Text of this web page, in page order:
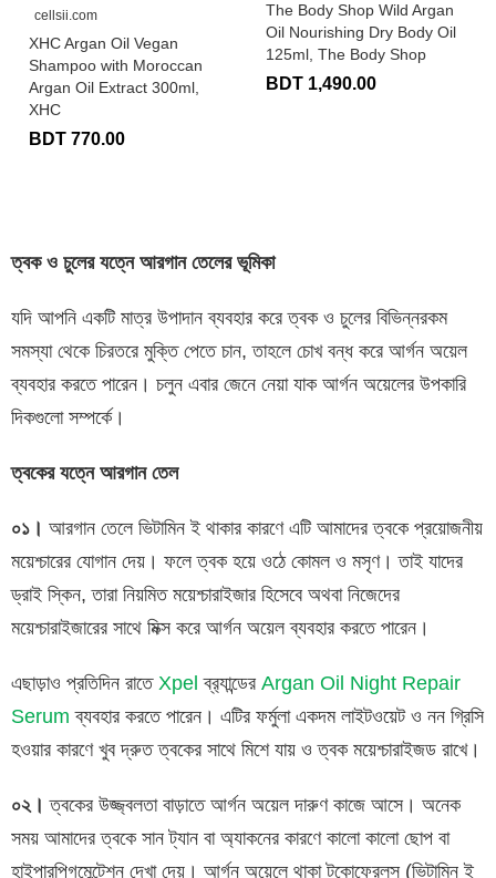
cellsii.com
XHC Argan Oil Vegan
Shampoo with Moroccan
Argan Oil Extract 300ml,
XHC
BDT 770.00
The Body Shop Wild Argan
Oil Nourishing Dry Body Oil
125ml, The Body Shop
BDT 1,490.00
ত্বক ও চুলের যত্নে আরগান তেলের ভূমিকা
যদি আপনি একটি মাত্র উপাদান ব্যবহার করে ত্বক ও চুলের বিভিন্নরকম
সমস্যা থেকে চিরতরে মুক্তি পেতে চান, তাহলে চোখ বন্ধ করে আর্গন অয়েল
ব্যবহার করতে পারেন। চলুন এবার জেনে নেয়া যাক আর্গন অয়েলের উপকারি
দিকগুলো সম্পর্কে।
ত্বকের যত্নে আরগান তেল
০১। আরগান তেলে ভিটামিন ই থাকার কারণে এটি আমাদের ত্বকে প্রয়োজনীয়
ময়েশ্চারের যোগান দেয়। ফলে ত্বক হয়ে ওঠে কোমল ও মসৃণ। তাই যাদের
ড্রাই স্কিন, তারা নিয়মিত ময়েশ্চারাইজার হিসেবে অথবা নিজেদের
ময়েশ্চারাইজারের সাথে মিক্স করে আর্গন অয়েল ব্যবহার করতে পারেন।
এছাড়াও প্রতিদিন রাতে Xpel ব্র‍্যান্ডের Argan Oil Night Repair
Serum ব্যবহার করতে পারেন। এটির ফর্মুলা একদম লাইটওয়েট ও নন গ্রিসি
হওয়ার কারণে খুব দ্রুত ত্বকের সাথে মিশে যায় ও ত্বক ময়েশ্চারাইজড রাখে।
০২। ত্বকের উজ্জ্বলতা বাড়াতে আর্গন অয়েল দারুণ কাজে আসে। অনেক
সময় আমাদের ত্বকে সান ট্যান বা অ্যাকনের কারণে কালো কালো ছোপ বা
হাইপারপিগমেন্টেশন দেখা দেয়। আর্গন অয়েলে থাকা টকোফেরলস (ভিটামিন ই